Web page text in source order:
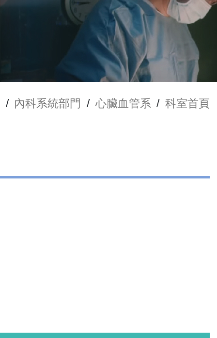
/ 內科系統部門 / 心臟血管系 / 科室首頁